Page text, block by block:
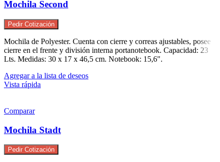
Mochila Second
Pedir Cotización
Mochila de Polyester. Cuenta con cierre y correas ajustables, posee
cierre en el frente y división interna portanotebook. Capacidad: 23
Lts. Medidas: 30 x 17 x 46,5 cm. Notebook: 15,6".
Agregar a la lista de deseos
Vista rápida
Comparar
Mochila Stadt
Pedir Cotización